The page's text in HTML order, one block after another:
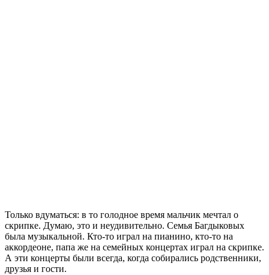
Только вдуматься: в то голодное время мальчик мечтал о
скрипке. Думаю, это и неудивительно. Семья Багдыковых
была музыкальной. Кто-то играл на пианино, кто-то на
аккордеоне, папа же на семейных концертах играл на скрипке.
А эти концерты были всегда, когда собирались родственники,
друзья и гости.